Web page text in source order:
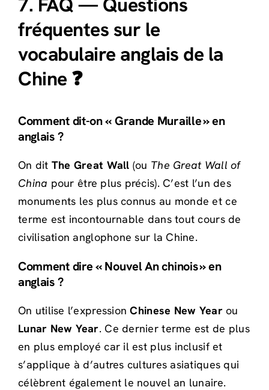
fréquentes sur le
vocabulaire anglais de la
Chine ❓
Comment dit-on « Grande Muraille » en
anglais ?
On dit The Great Wall (ou The Great Wall of
China pour être plus précis). C’est l’un des
monuments les plus connus au monde et ce
terme est incontournable dans tout cours de
civilisation anglophone sur la Chine.
Comment dire « Nouvel An chinois » en
anglais ?
On utilise l’expressionChinese New Yearou
Lunar New Year. Ce dernier terme est de plus
en plus employé car il est plus inclusif et
s’applique à d’autres cultures asiatiques qui
célèbrent également le nouvel an lunaire.